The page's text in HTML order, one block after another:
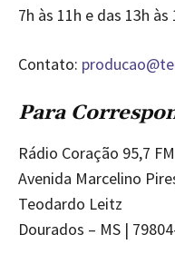
7h às 11h e das 13h
Contato:
Para
Rádio Coração 95,7 FM
Avenida Marcelino
Teodardo Leitz
Dourados – MS |